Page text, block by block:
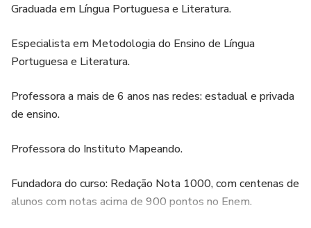
Graduada em Língua Portuguesa e Literatura.
Especialista em Metodologia do Ensino de Língua
Portuguesa e Literatura.
Professora a mais de 6 anos nas redes: estadual e privada
de ensino.
Professora do Instituto Mapeando.
Fundadora do curso: Redação Nota 1000, com centenas de
alunos com notas acima de 900 pontos no Enem.